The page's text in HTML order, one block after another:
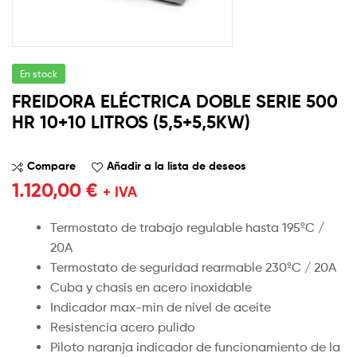
En stock
FREIDORA ELÉCTRICA DOBLE SERIE 500
HR 10+10 LITROS (5,5+5,5KW)
Compare Añadir a la lista de deseos
1.120,00 € + IVA
Termostato de trabajo regulable hasta 195ºC /
20A
Termostato de seguridad rearmable 230ºC / 20A
Cuba y chasis en acero inoxidable
Indicador max-min de nivel de aceite
Resistencia acero pulido
Piloto naranja indicador de funcionamiento de la